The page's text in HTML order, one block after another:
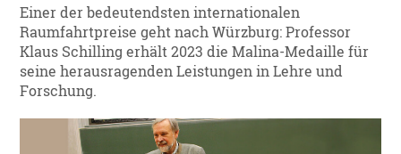
Einer der bedeutendsten internationalen
Raumfahrtpreise geht nach Würzburg: Professor
Klaus Schilling erhält 2023 die Malina-Medaille für
seine herausragenden Leistungen in Lehre und
Forschung.